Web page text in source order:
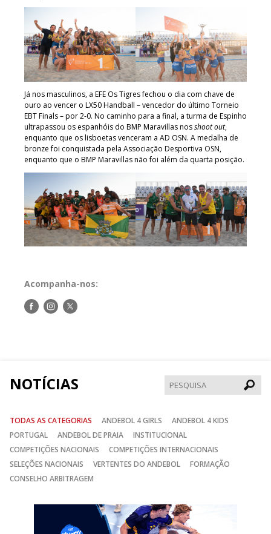
Já nos masculinos, a EFE Os Tigres fechou o dia com chave de
ouro ao vencer o LX50 Handball – vencedor do último Torneio
EBT Finals – por 2-0. No caminho para a final, a turma de Espinho
ultrapassou os espanhóis do BMP Maravillas nosshoot out,
enquanto que os lisboetas venceram a AD OSN. A medalha de
bronze foi conquistada pela Associação Desportiva OSN,
enquanto que o BMP Maravillas não foi além da quarta posição.
Acompanha-nos:
Siga-Siga-Siga-
NOTÍCIAS
TODAS AS CATEGORIAS ANDEBOL 4 GIRLS
ANDEBOL 4 KIDS
PORTUGAL
ANDEBOL DE PRAIA
INSTITUCIONAL
COMPETIÇÕES NACIONAIS
COMPETIÇÕES INTERNACIONAIS
SELEÇÕES NACIONAIS
VERTENTES DO ANDEBOL
FORMAÇÃO
CONSELHO ARBITRAGEM